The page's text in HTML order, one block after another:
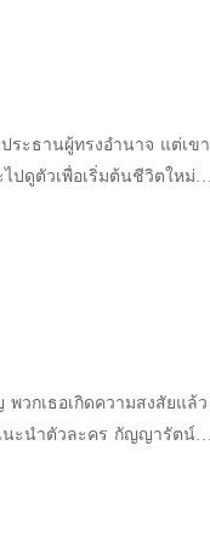
ระธานผู้ทรงอำนาจ แต่เขา
นร่วมงานที่
าหลุดลุ่ยและรอยแดงทั่วลำ